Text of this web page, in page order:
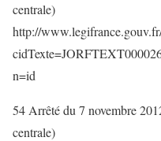
centrale)
http://
n=id
54 Arrêté du 7 novembre
centrale)